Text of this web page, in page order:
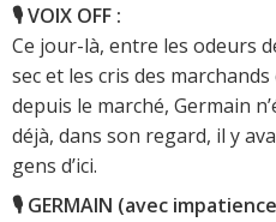
🎙️ VOIX OFF :
Ce jour-là, entre les odeurs
sec et les cris des
depuis le marché, Germain
déjà, dans son regard, il y
gens d’ici.
🎙️ GERMAIN (avec